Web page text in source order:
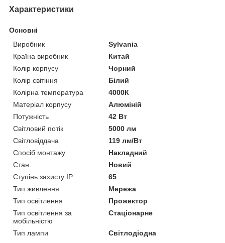
Характеристики
Основні
Виробник
Sylvania
Країна виробник
Китай
Колір корпусу
Чорний
Колір світіння
Білий
Колірна температура
4000К
Матеріал корпусу
Алюміній
Потужність
42 Вт
Світловий потік
5000 лм
Світловіддача
119 лм/Вт
Спосіб монтажу
Накладний
Стан
Новий
Ступінь захисту IP
65
Тип живлення
Мережа
Тип освітлення
Прожектор
Тип освітлення за
мобільністю
Стаціонарне
Тип лампи Світлодіодна